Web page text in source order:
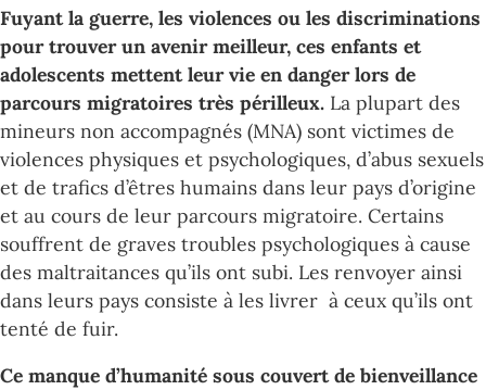
Fuyant la guerre, les violences ou les discriminations
pour trouver un avenir meilleur, ces enfants et
adolescents mettent leur vie en danger lors de
parcours migratoires très périlleux. La plupart des
mineurs non accompagnés (MNA) sont victimes de
violences physiques et psychologiques, d’abus sexuels
et de trafics d’êtres humains dans leur pays d’origine
et au cours de leur parcours migratoire. Certains
souffrent de graves troubles psychologiques à cause
des maltraitances qu’ils ont subi. Les renvoyer ainsi
dans leurs pays consiste à les livrer à ceux qu’ils ont
tenté de fuir.
Ce manque d’humanité sous couvert de bienveillance